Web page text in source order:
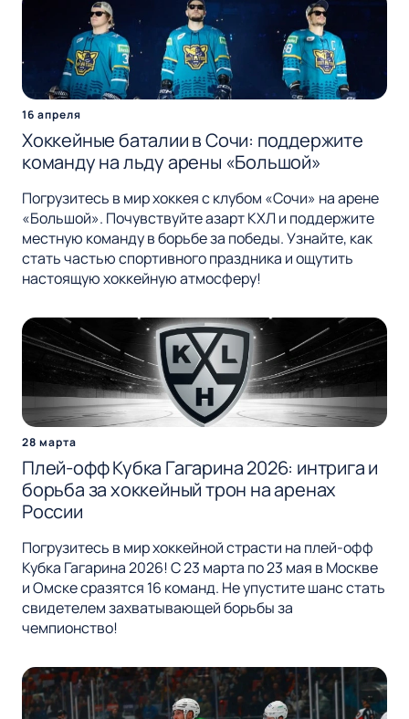
16 апреля
Хоккейные баталии в Сочи: поддержите
команду на льду арены «Большой»
Погрузитесь в мир хоккея с клубом «Сочи» на арене
«Большой». Почувствуйте азарт КХЛ и поддержите
местную команду в борьбе за победы. Узнайте, как
стать частью спортивного праздника и ощутить
настоящую хоккейную атмосферу!
28 марта
Плей-офф Кубка Гагарина 2026: интрига и
борьба за хоккейный трон на аренах
России
Погрузитесь в мир хоккейной страсти на плей-офф
Кубка Гагарина 2026! С 23 марта по 23 мая в Москве
и Омске сразятся 16 команд. Не упустите шанс стать
свидетелем захватывающей борьбы за
чемпионство!